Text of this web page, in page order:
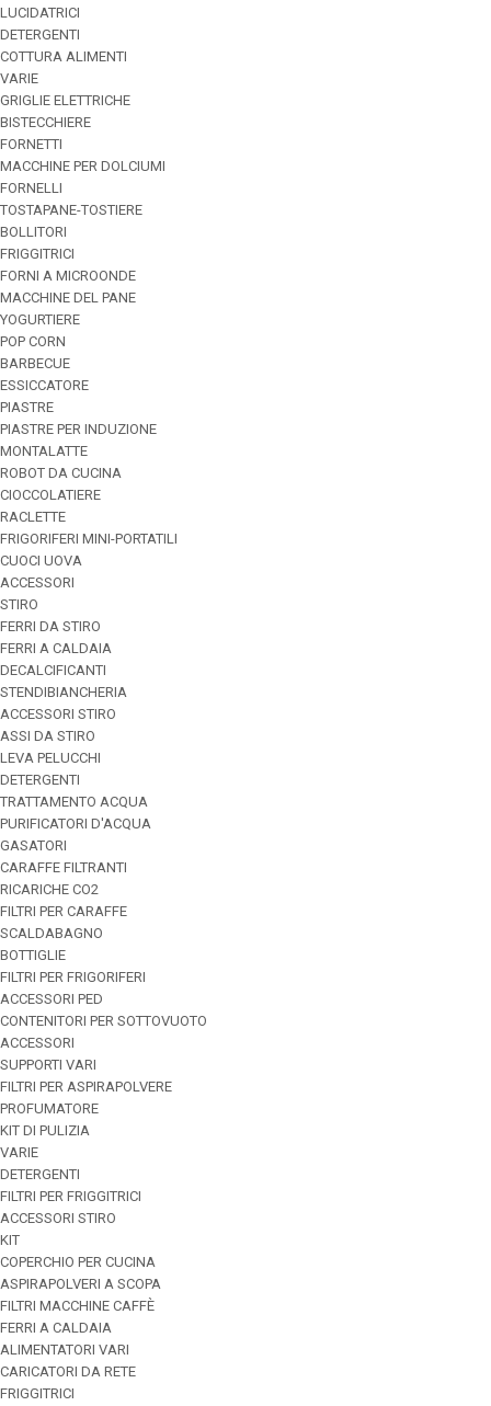
LUCIDATRICI
DETERGENTI
COTTURA ALIMENTI
VARIE
GRIGLIE ELETTRICHE
BISTECCHIERE
FORNETTI
MACCHINE PER DOLCIUMI
FORNELLI
TOSTAPANE-TOSTIERE
BOLLITORI
FRIGGITRICI
FORNI A MICROONDE
MACCHINE DEL PANE
YOGURTIERE
POP CORN
BARBECUE
ESSICCATORE
PIASTRE
PIASTRE PER INDUZIONE
MONTALATTE
ROBOT DA CUCINA
CIOCCOLATIERE
RACLETTE
FRIGORIFERI MINI-PORTATILI
CUOCI UOVA
ACCESSORI
STIRO
FERRI DA STIRO
FERRI A CALDAIA
DECALCIFICANTI
STENDIBIANCHERIA
ACCESSORI STIRO
ASSI DA STIRO
LEVA PELUCCHI
DETERGENTI
TRATTAMENTO ACQUA
PURIFICATORI D'ACQUA
GASATORI
CARAFFE FILTRANTI
RICARICHE CO2
FILTRI PER CARAFFE
SCALDABAGNO
BOTTIGLIE
FILTRI PER FRIGORIFERI
ACCESSORI PED
CONTENITORI PER SOTTOVUOTO
ACCESSORI
SUPPORTI VARI
FILTRI PER ASPIRAPOLVERE
PROFUMATORE
KIT DI PULIZIA
VARIE
DETERGENTI
FILTRI PER FRIGGITRICI
ACCESSORI STIRO
KIT
COPERCHIO PER CUCINA
ASPIRAPOLVERI A SCOPA
FILTRI MACCHINE CAFFÈ
FERRI A CALDAIA
ALIMENTATORI VARI
CARICATORI DA RETE
FRIGGITRICI